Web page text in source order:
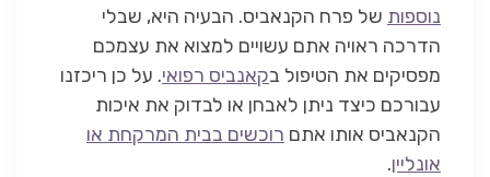
נוספות של פרח הקנאביס. הבעיה היא, שבלי
הדרכה ראויה אתם עשויים למצוא את עצמכם
מפסיקים את הטיפול בקאנביס רפואי. על כן ריכזנו
עבורכם כיצד ניתן לאבחן או לבדוק את איכות
הקנאביס אותו אתם רוכשים בבית המרקחת או
אונליין.